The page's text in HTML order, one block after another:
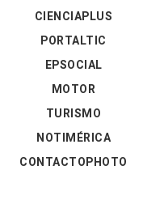
CIENCIAPLUS
PORTALTIC
EPSOCIAL
MOTOR
TURISMO
NOTIMÉRICA
CONTACTOPHOTO